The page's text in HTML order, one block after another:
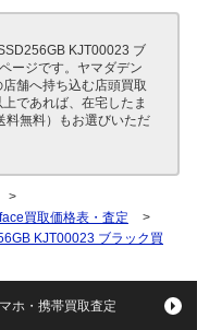
KJT00023 ブ
ージです。ヤマダデン
舗へ持ち込む店頭買取
であれば、在宅したま
料無料）もお選びいただ
>
買取価格表・査定
>
KJT00023 ブラック買
ホ・携帯買取査定